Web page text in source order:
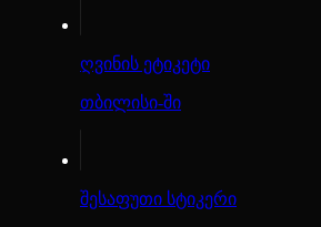
ღვინის ეტიკეტი
თბილისი-ში
შესაფუთი სტიკერი